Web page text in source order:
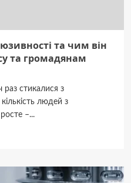
та чим він
та громадянам
раз стикалися з
людей з
росте –...